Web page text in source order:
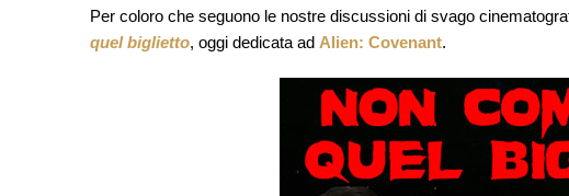
Per coloro che seguono le nostre discussioni di svago
quel biglietto, oggi dedicata ad Alien: Covenant.